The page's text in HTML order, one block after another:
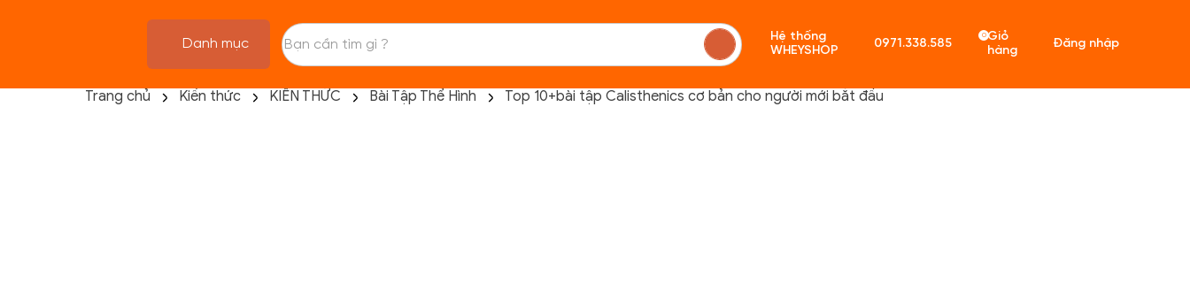
Danh mục
Hệ thống
WHEYSHOP
0971.338.585
0Giỏ
hàng
Đăng nhập
Trang chủ Kiến thức KIẾN THỨC Bài Tập Thể Hình Top 10+bài tập Calisthenics cơ bản cho người mới bắt đầu